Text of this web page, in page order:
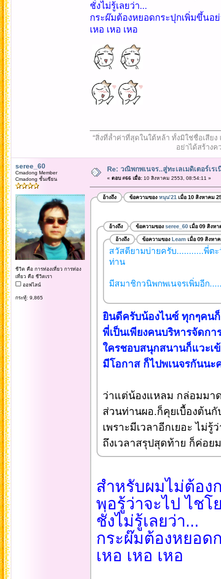
ชั่งไม่รู้เลยว่า...
กระผ๊มต้องหยอดกระปุกเพิ่มขึ้นอย่
เหอ เหอ เหอ
“สิ่งที่ล้ำค่าที่สุดในใต้หล้า ทั้งมิใช่ชื่อเสีย
อย่าได้สร้างค
seree_60
Cmadong Member
Cmadong ชั้นเซียน
ชีวิต คือ การท่องเที่ยว การท่อง
เที่ยว คือ ชีวิตเรา
ออฟไลน์
กระทู้: 9,865
Re: วณิพกพเนจร..สู่ทะเลเมดิเตอร์เร
« ตอบ #66 เมื่อ:10 สิงหาคม 2553, 08:54:11 »
อ้างถึง ข้อความของ หนุน'21 เมื่อ 10 สิงหาคม
อ้างถึง ข้อความของ seree_60เมื่อ 09 สิงหา
อ้างถึง ข้อความของ Leam เมื่อ 09 สิงหา
สวัสดียามบ่ายครับ...........พี่ต
ท่าน
มีสมาชิกวนิพกพเนจรเพิ่มอีก
ยินดีครับน้องไนซ์ ทุกๆคนก็
พี่เป็นเพียงคนบริหารจัดก
ใครชอบสนุกสนานก็แวะเ
มีโอกาส ก็ไปพเนจรกันนะ
ว่าแต่น้องแหลม กล่อมมา
ส่วนท่านผอ.ก็คุยเบื้องต้น
เพราะมีเวลาอีกเยอะ ไม่รู้
ถึงเวลาสรุปสุดท้าย ก็ค่อย
สำหรับผมไม่ต้อง
พอรู้ว่าจะไป ไช
ชั่งไม่รู้เลยว่า...
กระผ๊มต้องหยอด
เหอ เหอ เหอ